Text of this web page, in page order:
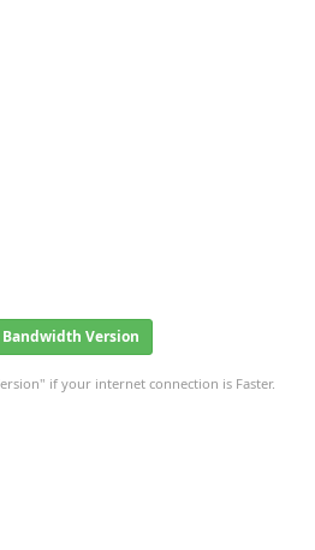
Version
if your internet connection is Faster.